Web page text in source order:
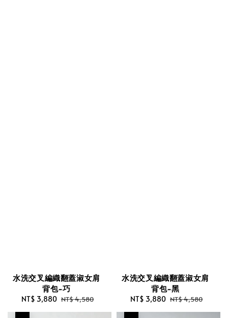
水洗交叉編織翻蓋淑女肩
背包-巧
Sale
price
NT$ 3,880 Regular
price
NT$ 4,580
水洗交叉編織翻蓋淑女肩
背包-黑
Sale
price
NT$ 3,880 Regular
price
NT$ 4,580